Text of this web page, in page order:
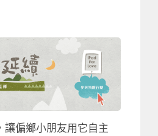
讓偏鄉小朋友用它自主